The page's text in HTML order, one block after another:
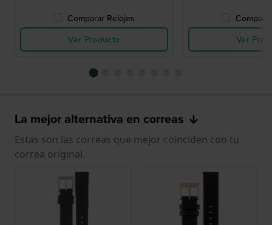
Comparar Relojes
Ver Producto
Ver
La mejor alternativa en correas
Estas son las correas que mejor coinciden con tu
correa original.